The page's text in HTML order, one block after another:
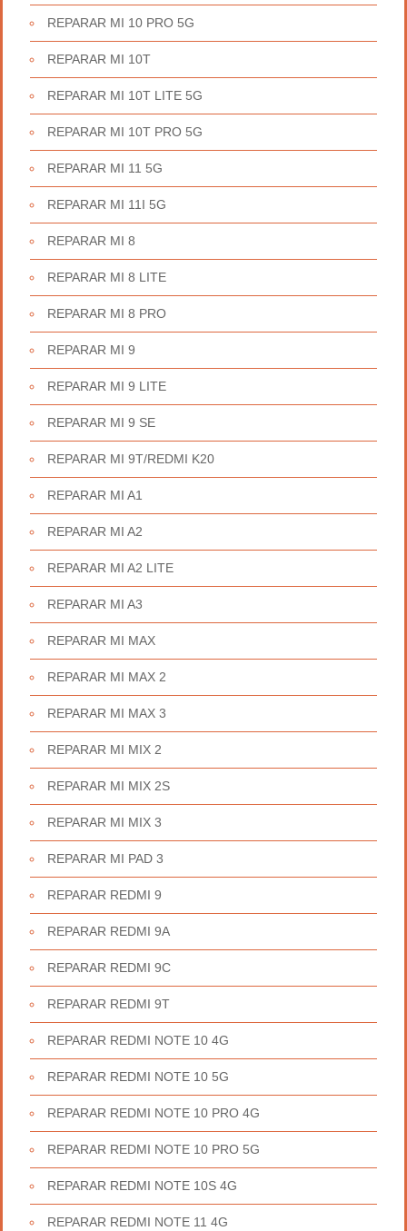
REPARAR MI 10 PRO 5G
REPARAR MI 10T
REPARAR MI 10T LITE 5G
REPARAR MI 10T PRO 5G
REPARAR MI 11 5G
REPARAR MI 11I 5G
REPARAR MI 8
REPARAR MI 8 LITE
REPARAR MI 8 PRO
REPARAR MI 9
REPARAR MI 9 LITE
REPARAR MI 9 SE
REPARAR MI 9T/REDMI K20
REPARAR MI A1
REPARAR MI A2
REPARAR MI A2 LITE
REPARAR MI A3
REPARAR MI MAX
REPARAR MI MAX 2
REPARAR MI MAX 3
REPARAR MI MIX 2
REPARAR MI MIX 2S
REPARAR MI MIX 3
REPARAR MI PAD 3
REPARAR REDMI 9
REPARAR REDMI 9A
REPARAR REDMI 9C
REPARAR REDMI 9T
REPARAR REDMI NOTE 10 4G
REPARAR REDMI NOTE 10 5G
REPARAR REDMI NOTE 10 PRO 4G
REPARAR REDMI NOTE 10 PRO 5G
REPARAR REDMI NOTE 10S 4G
REPARAR REDMI NOTE 11 4G